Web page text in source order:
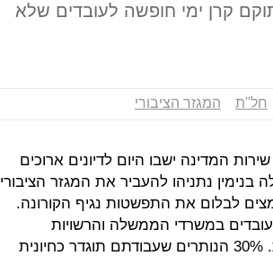
קרן ימי חופשה לעובדים שלא
חל"ת המגזר הציבורי
המדינה ישבו היום לדיונים ארוכים
נתניהו להעביר את המגזר הציבורי
לבלום את התפשטות נגיף הקורונה.
היא לשחרר לחופשה 70% מהעובדים במשרדי הממשלה והרשויות
המקומיות, שעבודתם תוגדר כלא חיונית. 30% הנותרים שעבודתם תוגדר כחיונית